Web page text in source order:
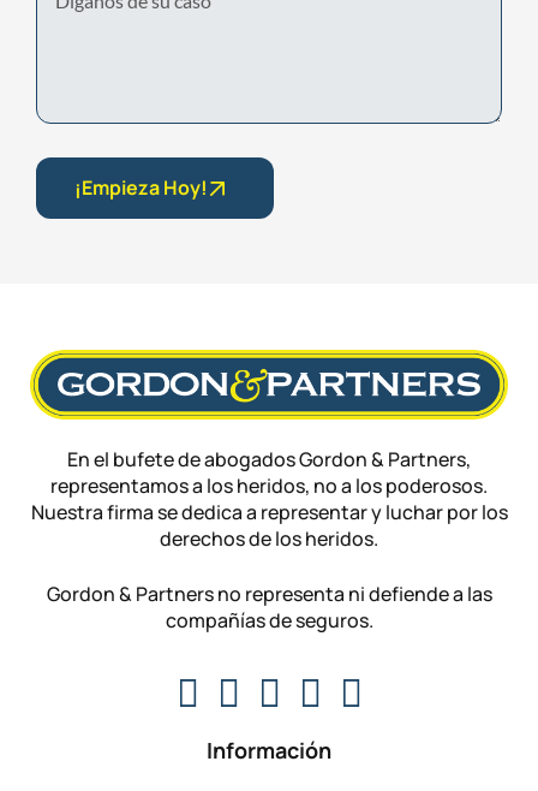
¡Empieza Hoy!
En el bufete de abogados Gordon & Partners,
representamos a los heridos, no a los poderosos.
Nuestra firma se dedica a representar y luchar por los
derechos de los heridos.
Gordon & Partners no representa ni defiende a las
compañías de seguros.
Información